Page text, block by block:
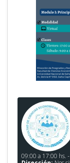
09:00 a 17:00 hs. -